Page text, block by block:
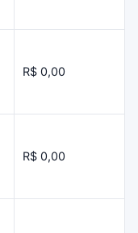
R$ 0,00
R$ 0,00